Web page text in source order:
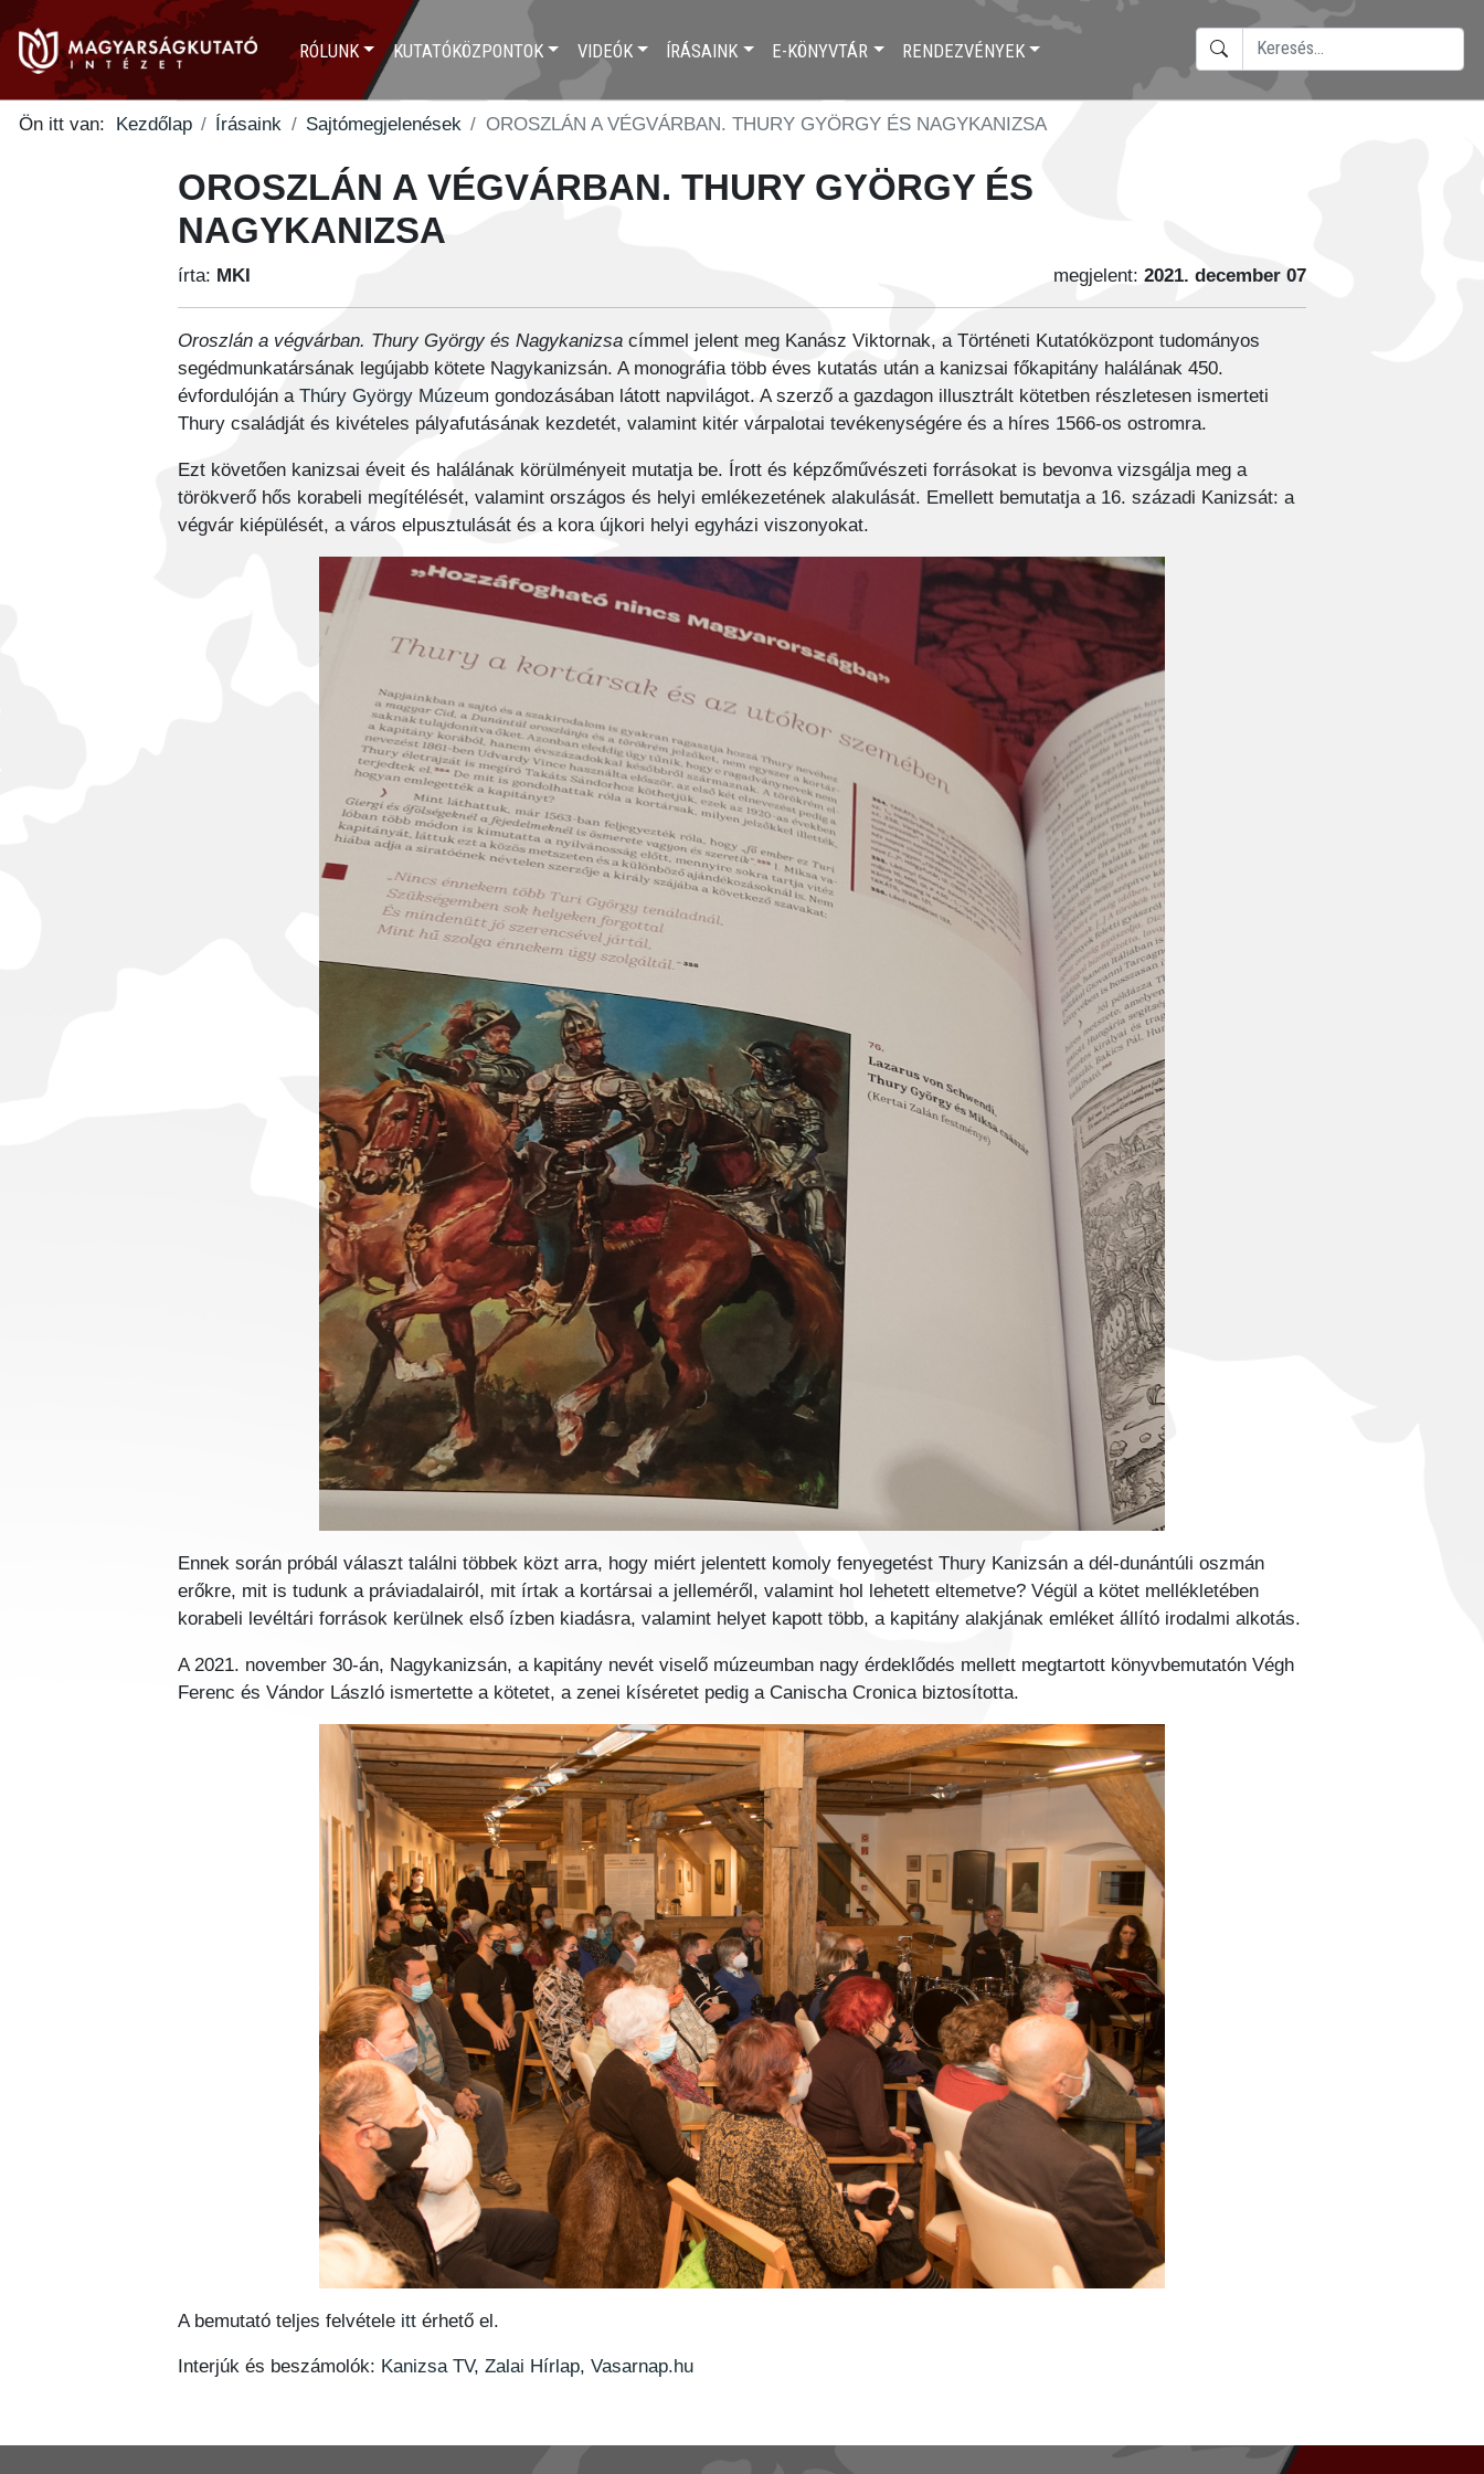
RÓLUNK KUTATÓKÖZPONTOK VIDEÓK ÍRÁSAINK E-KÖNYVTÁR RENDEZVÉNYEK KERESÉS
Ön itt van:
Kezdőlap Írásaink Sajtómegjelenések OROSZLÁN A VÉGVÁRBAN. THURY GYÖRGY ÉS NAGYKANIZSA
OROSZLÁN A VÉGVÁRBAN. THURY GYÖRGY ÉS
NAGYKANIZSA
írta: MKI megjelent: 2021. december 07
Oroszlán a végvárban. Thury György és Nagykanizsa címmel jelent meg Kanász Viktornak, a Történeti Kutatóközpont tudományos
segédmunkatársának legújabb kötete Nagykanizsán. A monográfia több éves kutatás után a kanizsai főkapitány halálának 450.
évfordulóján aThúry György Múzeum gondozásában látott napvilágot. A szerző a gazdagon illusztrált kötetben részletesen ismerteti
Thury családját és kivételes pályafutásának kezdetét, valamint kitér várpalotai tevékenységére és a híres 1566-os ostromra.
Ezt követően kanizsai éveit és halálának körülményeit mutatja be. Írott és képzőművészeti forrásokat is bevonva vizsgálja meg a
törökverő hős korabeli megítélését, valamint országos és helyi emlékezetének alakulását. Emellett bemutatja a 16. századi Kanizsát: a
végvár kiépülését, a város elpusztulását és a kora újkori helyi egyházi viszonyokat.
Ennek során próbál választ találni többek közt arra, hogy miért jelentett komoly fenyegetést Thury Kanizsán a dél-dunántúli oszmán
erőkre, mit is tudunk a práviadalairól, mit írtak a kortársai a jelleméről, valamint hol lehetett eltemetve? Végül a kötet mellékletében
korabeli levéltári források kerülnek első ízben kiadásra, valamint helyet kapott több, a kapitány alakjának emléket állító irodalmi alkotás.
A 2021. november 30-án, Nagykanizsán, a kapitány nevét viselő múzeumban nagy érdeklődés mellett megtartott könyvbemutatón Végh
Ferenc és Vándor László ismertette a kötetet, a zenei kíséretet pedig a Canischa Cronica biztosította.
A bemutató teljes felvétele itt érhető el.
Interjúk és beszámolók: Kanizsa TV,Zalai Hírlap,Vasarnap.hu